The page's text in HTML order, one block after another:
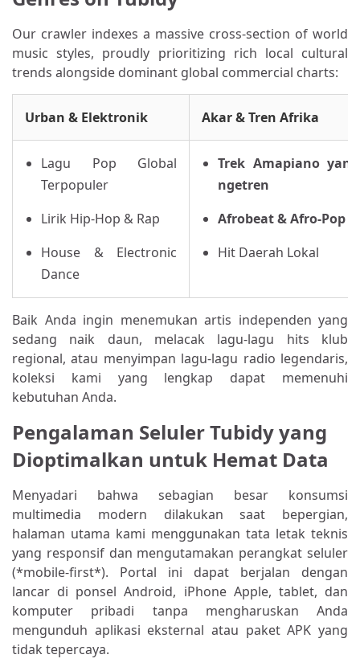
Our crawler indexes a massive cross-section of world
music styles, proudly prioritizing rich local cultural
trends alongside dominant global commercial charts:
Urban & Elektronik Akar & Tren Afrika
Lagu Pop Global
Terpopuler
Lirik Hip-Hop & Rap
House & Electronic
Dance
Trek Amapiano
ngetren
Afrobeat & Afro-Pop
Hit Daerah Lokal
Baik Anda ingin menemukan artis independen yang
sedang naik daun, melacak lagu-lagu hits klub
regional, atau menyimpan lagu-lagu radio legendaris,
koleksi kami yang lengkap dapat memenuhi
kebutuhan Anda.
Pengalaman Seluler Tubidy yang
Dioptimalkan untuk Hemat Data
Menyadari bahwa sebagian besar konsumsi
multimedia modern dilakukan saat bepergian,
halaman utama kami menggunakan tata letak teknis
yang responsif dan mengutamakan perangkat seluler
(*mobile-first*). Portal ini dapat berjalan dengan
lancar di ponsel Android, iPhone Apple, tablet, dan
komputer pribadi tanpa mengharuskan Anda
mengunduh aplikasi eksternal atau paket APK yang
tidak tepercaya.